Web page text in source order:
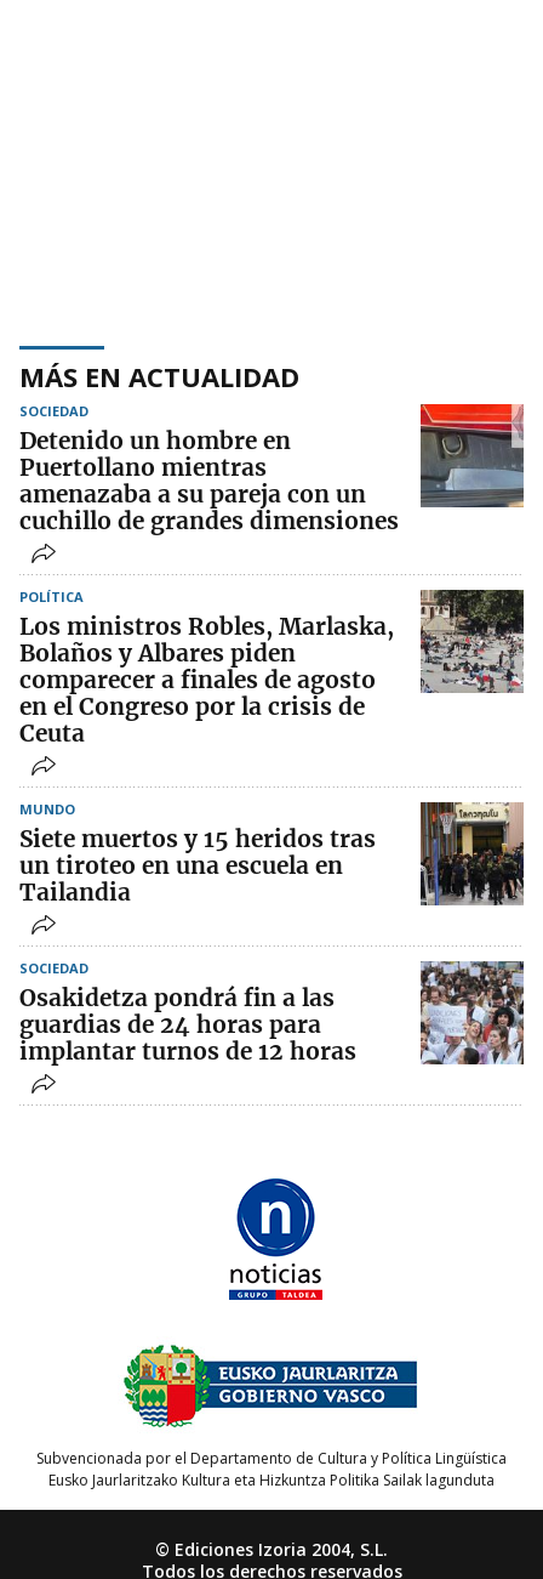
MÁS EN ACTUALIDAD
SOCIEDAD
Detenido un hombre en
Puertollano mientras
amenazaba a su pareja con un
cuchillo de grandes dimensiones
POLÍTICA
Los ministros Robles, Marlaska,
Bolaños y Albares piden
comparecer a finales de agosto
en el Congreso por la crisis de
Ceuta
MUNDO
Siete muertos y 15 heridos tras
un tiroteo en una escuela en
Tailandia
SOCIEDAD
Osakidetza pondrá fin a las
guardias de 24 horas para
implantar turnos de 12 horas
Subvencionada por el Departamento de Cultura y Política Lingüística
Eusko Jaurlaritzako Kultura eta Hizkuntza Politika Sailak lagunduta
© Ediciones Izoria 2004, S.L.
Todos los derechos reservados